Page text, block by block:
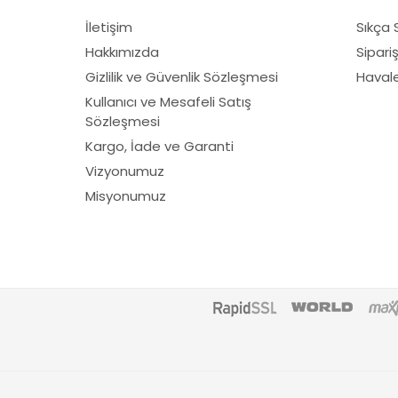
İletişim
Hakkımızda
Gizlilik ve Güvenlik Sözleşmesi
Kullanıcı ve Mesafeli Satış
Sözleşmesi
Kargo, İade ve Garanti
Vizyonumuz
Misyonumuz
Sıkça